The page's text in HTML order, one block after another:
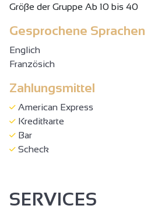
Gröβe der Gruppe Ab 10 bis 40
Gesprochene Sprachen
Englich
Französich
Zahlungsmittel
American Express
Kreditkarte
Bar
Scheck
SERVICES